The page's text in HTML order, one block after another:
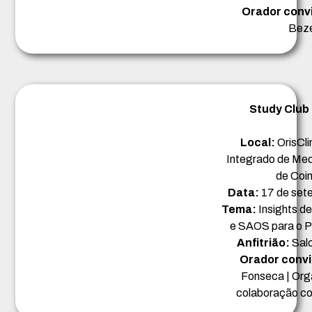
Orador
Study Club
Local:
Integrado de
de
Data: 17 de
Tema: Insights
e SAOS para o
Anfitrião:
Orador
Fonseca |
colaboração